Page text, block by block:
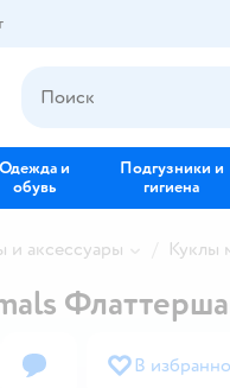
Одежда и
обувь
Подгузники и
гигиена
и аксессуары Куклы
В